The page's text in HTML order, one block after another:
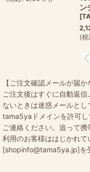
ン
[
(税
【ご注文確認メールが届か
ご注文後はすぐに自動返
ないときは迷惑メールとし
tama5yaドメインを許可し
ご連絡ください。追って
利用のお客様ははじかれて
[shopinfo@tama5ya.jp]を